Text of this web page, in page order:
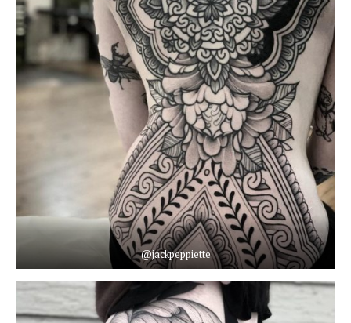
@jackpeppiette